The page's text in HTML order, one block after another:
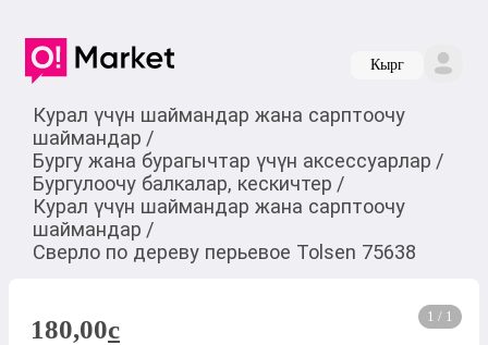
Кырг
Курал үчүн шаймандар жана сарптоочу
шаймандар /
Бургу жана бурагычтар үчүн аксессуарлар /
Бургулоочу балкалар, кескичтер /
Курал үчүн шаймандар жана сарптоочу
шаймандар /
Сверло по дереву перьевое Tolsen 75638
1 / 1
180,00c